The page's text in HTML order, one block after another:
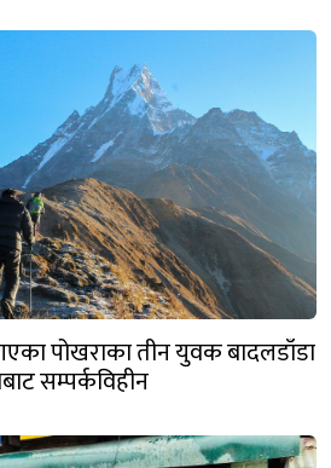
गएका पोखराका तीन युवक बादलडाँडा
सम्पर्कविहीन